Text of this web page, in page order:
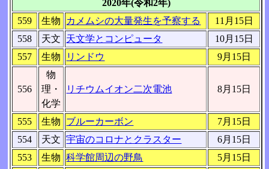
2020年(令和2年)
559
生物 カメムシの大量発生を予察する
11月15日
558
天文 天文学とコンピュータ
10月15日
557
生物 リンドウ 9月15日
556
物
理・
化学
リチウムイオン二次電池 8月15日
555 生物 ブルーカーボン
7月15日
554
天文 宇宙のコロナとクラスター
6月15日
553
生物 科学館周辺の野鳥
5月15日